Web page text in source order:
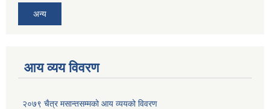
अन्य
आय व्यय विवरण
२०७९ चैत्र मसान्तसम्मको आय व्ययको विवरण